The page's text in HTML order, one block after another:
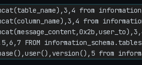
from
from
FROM information_schema.tables
from